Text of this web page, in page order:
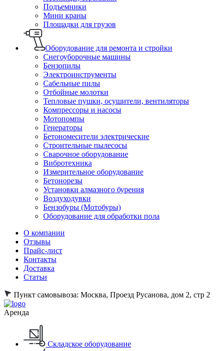
Подъемники
Мини краны
Площадки для грузов
Оборудование для ремонта и стройки
Снегоуборочные машины
Бензопилы
Электроинструменты
Сабельные пилы
Отбойные молотки
Тепловые пушки, осушители, вентиляторы
Компрессоры и насосы
Мотопомпы
Генераторы
Бетономесители электрические
Строительные пылесосы
Сварочное оборудование
Вибротехника
Измерительное оборудование
Бетонорезы
Установки алмазного бурения
Воздуходувки
Бензобуры (Мотобуры)
Оборудование для обработки пола
О компании
Отзывы
Прайс-лист
Контакты
Доставка
Статьи
Пункт самовывоза: Москва, Проезд Русанова, дом 2, стр 2
Аренда
Складское оборудование